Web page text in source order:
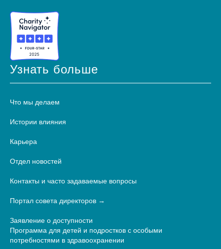
Узнать больше
Что мы делаем
Истории влияния
Карьера
Отдел новостей
Контакты и часто задаваемые вопросы
Портал совета директоров
Заявление о доступности
Программа для детей и подростков с особыми
потребностями в здравоохранении